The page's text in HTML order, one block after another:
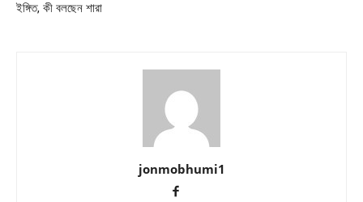
ইঙ্গিত, কী বলছেন শারা
jonmobhumi1